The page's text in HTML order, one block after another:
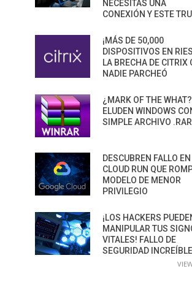
NECESITAS UNA
CONEXIÓN Y ESTE
¡MÁS DE 50,000
DISPOSITIVOS EN
LA BRECHA DE CITRIX
NADIE PARCHEÓ
¿MARK OF THE WHAT?
ELUDEN WINDOWS
SIMPLE ARCHIVO .RAR
DESCUBREN FALLO
CLOUD RUN QUE
MODELO DE MENOR
PRIVILEGIO
¡LOS HACKERS
MANIPULAR TUS
VITALES! FALLO DE
SEGURIDAD INCREÍBLE